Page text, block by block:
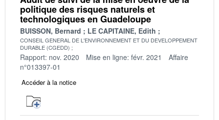
politique des risques naturels et
technologiques en Guadeloupe
BUISSON, Bernard LE CAPITAINE, Edith
CONSEIL GENERAL DE L'ENVIRONNEMENT ET DU DEVELOPPEMENT
DURABLE (CGEDD)
Rapport: nov. 2020 Mise en ligne: févr. 2021
Affaire
n°013397-01
Accéder à la notice